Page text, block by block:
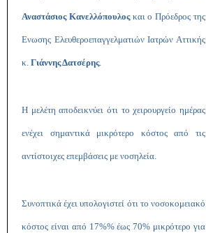
Αναστάσιος Κανελλόπουλοςκαι ο Πρόεδρος της
Ενωσης Ελευθεροεπαγγελματιών Ιατρών Αττικής
κ. Γιάννης Δατσέρης.
Η μελέτη αποδεικνύει ότι το χειρουργείο ημέρας
ενέχει σημαντικά μικρότερο κόστος από τις
αντίστοιχες επεμβάσεις με νοσηλεία.
Συνοπτικά έχει υπολογιστεί ότι το νοσοκομειακό
κόστος είναι από 17%% έως 70% μικρότερο για